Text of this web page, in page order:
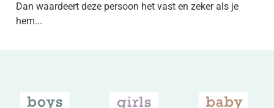
Dan waardeert deze persoon het vast en zeker als je
hem...